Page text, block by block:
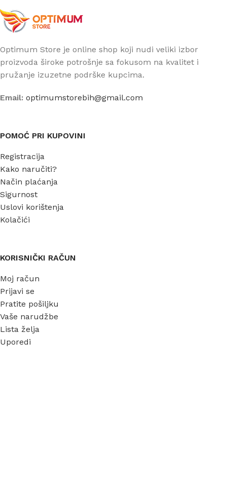
Optimum Store je online shop koji nudi veliki izbor
proizvoda široke potrošnje sa fokusom na kvalitet i
pružanje izuzetne podrške kupcima.
Email: optimumstorebih@gmail.com
POMOĆ PRI KUPOVINI
Registracija
Kako naručiti?
Način plaćanja
Sigurnost
Uslovi korištenja
Kolačići
KORISNIČKI RAČUN
Moj račun
Prijavi se
Pratite pošiljku
Vaše narudžbe
Lista želja
Uporedi